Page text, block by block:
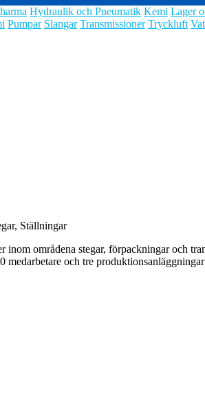
Hydraulik och Pneumatik Kemi Lager
Pumpar Slangar Transmissioner Tryckluft
Ställningar
områdena stegar, förpackningar och
och tre